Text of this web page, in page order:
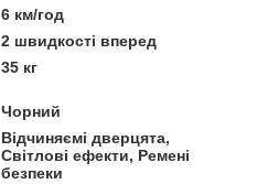
6 км/год
2 швидкості вперед
35 кг
Чорний
Відчиняємі дверцята,
Світлові ефекти, Ремені
безпеки